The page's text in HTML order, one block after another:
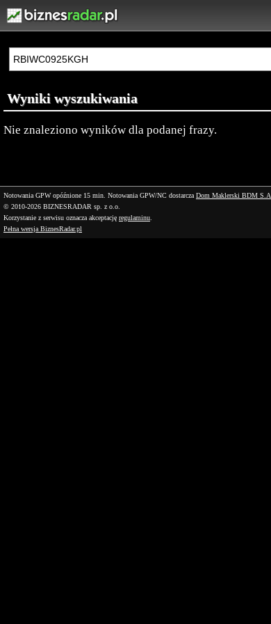
Wyniki wyszukiwania
Nie znaleziono wyników dla podanej frazy.
Notowania GPW opóźnione 15 min. Notowania GPW/NC dostarcza Dom Maklerski BDM S.A.
© 2010-2026 BIZNESRADAR sp. z o.o.
Korzystanie z serwisu oznacza akceptację regulaminu
Pełna wersja BiznesRadar.pl